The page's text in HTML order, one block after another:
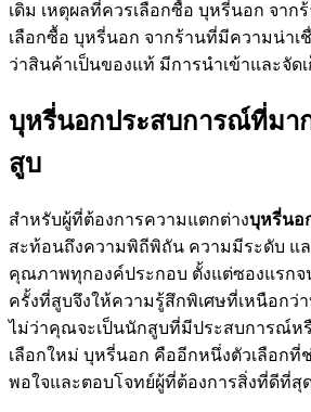
เดิม เหตุผลที่ควรเลือกซื้อ บุหรี่นอก จาก
เลือกซื้อ บุหรี่นอก จากร้านที่มีความน่าเ
ว่าสินค้าเป็นของแท้ มีการนำเข้าและจัด
บุหรี่นอกประสบการณ์ที่มา
สูบ
สำหรับผู้ที่ต้องการความแตกต่างบุหรี่นอ
สะท้อนถึงความพิถีพิถัน ความมีระดับ แ
คุณภาพทุกองค์ประกอบ ตั้งแต่ซองแรก
ครั้งที่สูบจึงให้ความรู้สึกพิเศษที่เหนือกว่
ไม่ว่าคุณจะเป็นนักสูบที่มีประสบการณ์ห
เลือกใหม่ บุหรี่นอก คืออีกหนึ่งตัวเลือกที่
พอใจและตอบโจทย์ผู้ที่ต้องการสิ่งที่ดีที่สุ